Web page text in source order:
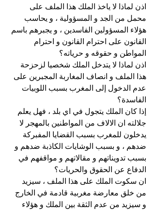
اذن لماذا لا ياخذ الملك هذا الملف على
محمل من الجد و المسؤولية ، و يحاسب
هؤلاء المسؤولين الفاسدين ، و يجبرهم باسم
القانون على احترام القانون و احترام
المواطن و حقوقه و حرياته؟
اذن لماذا لا يتدخل الملك شخصيا لزحزحة
هذا الملف و انصاف المغاربة المجبرين على
عدم الدخول إلى المغرب بسبب اللوبيات
الفاسدة؟
إذا كان الملك يتجول في اي بلد ، فهل يعلم
جلالته ان الالاف من المواطنين بالمهجر لا
يدخلون للمغرب بسبب القضايا المفبركة
ضدهم ، و بسبب الوشايات الكاذبة ضدهم و
بسبب تدويناتهم و مقالاتهم و مواقفهم في
الدفاع عن الحقوق والحريات؟
ان سكوت الملك على هذا الملف ، سيزيد
من خلق معارضة مغربية قادمة في الخارج
و سيزيد من عدم الثقة بين الملك و هؤلاء